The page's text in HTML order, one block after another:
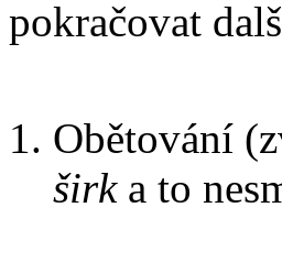
pokračovat
Obětování
širka to